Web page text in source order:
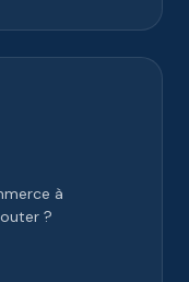
à
?